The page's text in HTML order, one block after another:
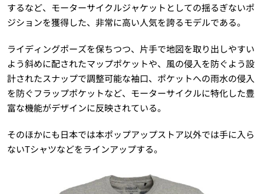
するなど、モーターサイクルジャケットとしての揺るぎないポ
ジションを獲得した、非常に高い人気を誇るモデルである。
ライディングポーズを保ちつつ、片手で地図を取り出しやすい
よう斜めに配されたマップポケットや、風の侵入を防ぐよう設
計されたスナップで調整可能な袖口、ポケットへの雨水の侵入
を防ぐフラップポケットなど、モーターサイクルに特化した豊
富な機能がデザインに反映されている。
そのほかにも日本では本ポップアップストア以外では手に入ら
ないTシャツなどをラインアップする。